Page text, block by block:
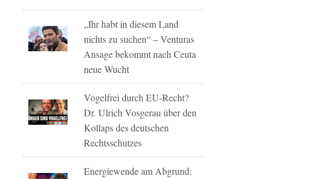
„Ihr habt in diesem Land
nichts zu suchen“ – Venturas
Ansage bekommt nach Ceuta
neue Wucht
Vogelfrei durch EU-Recht?
Dr. Ulrich Vosgerau über den
Kollaps des deutschen
Rechtsschutzes
Energiewende am Abgrund: